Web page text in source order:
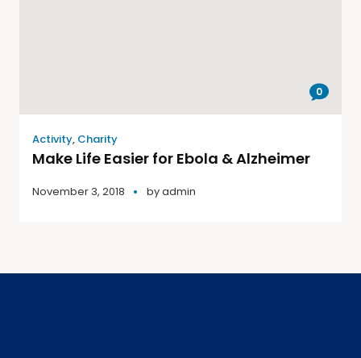
0
Activity, Charity
Make Life Easier for Ebola & Alzheimer
November 3, 2018 byadmin